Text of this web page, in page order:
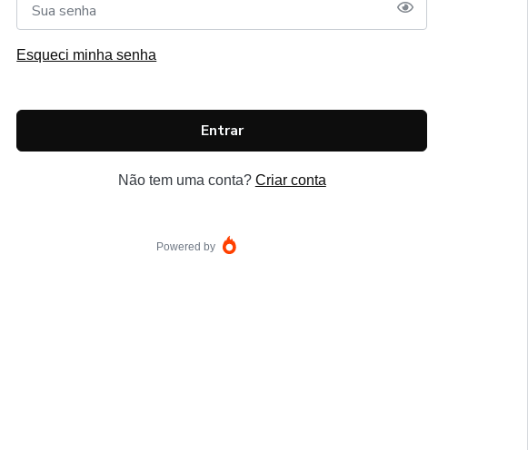
Esqueci minha senha
Entrar
Não tem uma conta? Criar conta
Powered by